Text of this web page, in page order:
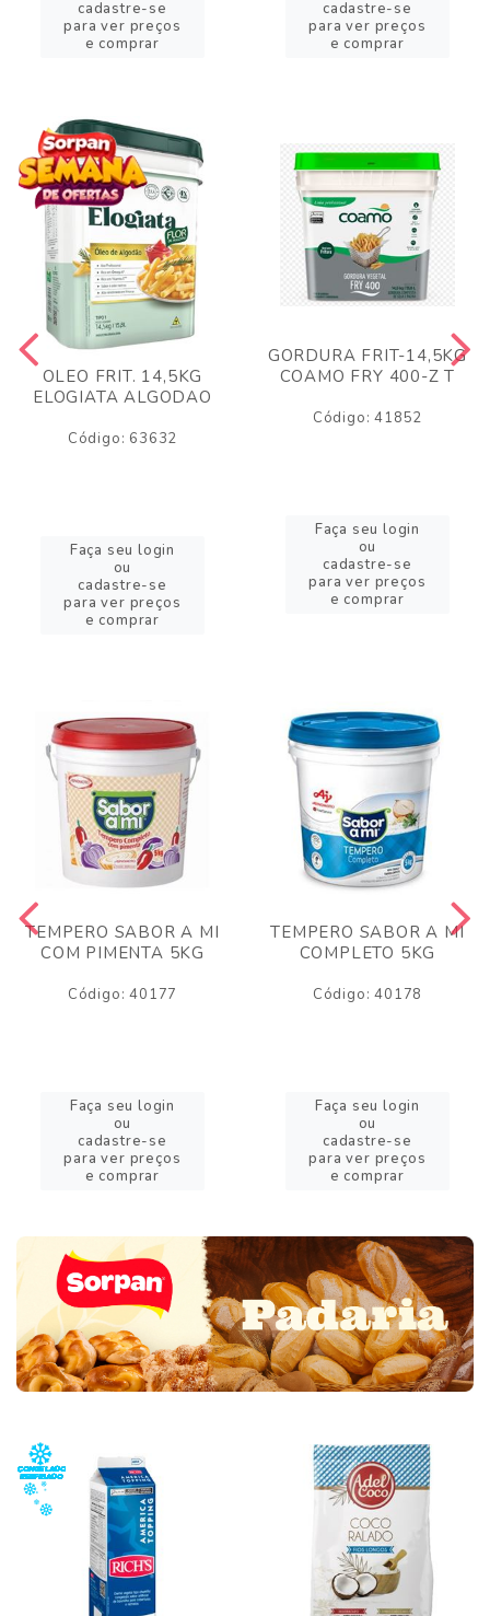
cadastre-se
para ver preços
e comprar
cadastre-se
para ver preços
e comprar
OLEO FRIT. 14,5KG
ELOGIATA ALGODAO
Código: 63632
Faça seu login
ou
cadastre-se
para ver preços
e comprar
GORDURA FRIT-14,5KG
COAMO FRY 400-Z T
Código: 41852
Faça seu login
ou
cadastre-se
para ver preços
e comprar
TEMPERO SABOR A MI
COM PIMENTA 5KG
Código: 40177
Faça seu login
ou
cadastre-se
para ver preços
e comprar
TEMPERO SABOR A MI
COMPLETO 5KG
Código: 40178
Faça seu login
ou
cadastre-se
para ver preços
e comprar